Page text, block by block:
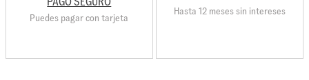
Puedes pagar con tarjeta
Hasta 12 meses sin intereses